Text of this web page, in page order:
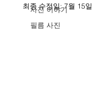
사진 이야기
필름 사진
최종 수정일:7월 15일